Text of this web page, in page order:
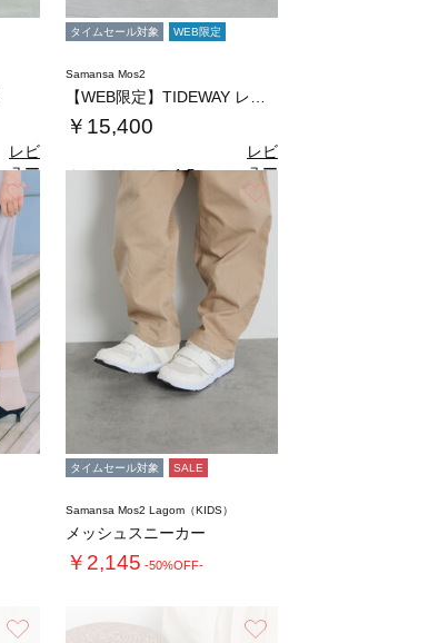
レビ
ュー
を見
る
タイムセール対象 WEB限定
Samansa Mos2
￥15,400
4.5（6）
レビ
ュー
を見
る
タイムセール対象 SALE
Samansa Mos2 Lagom（KIDS）
メッシュスニーカー
￥2,145 -50%OFF-
お気に入り